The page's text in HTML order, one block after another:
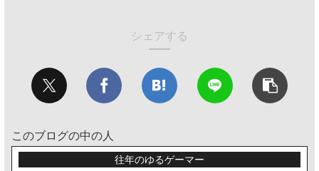
シェアする
このブログの中の人
往年のゆるゲーマー